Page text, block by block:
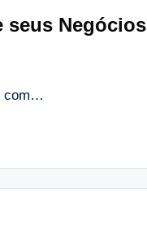
seus Negócios
com…